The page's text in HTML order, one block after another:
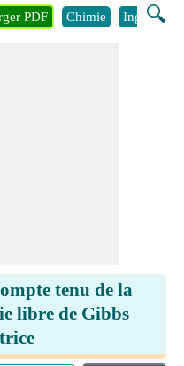
🔍
PDF Chimie Ingénierie
tenu de la
libre de Gibbs